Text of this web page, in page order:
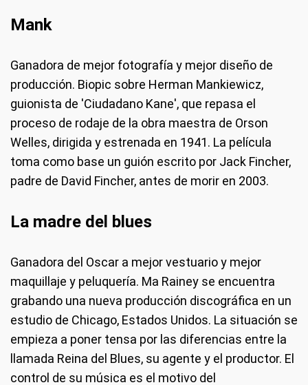
Mank
Ganadora de mejor fotografía y mejor diseño de
producción. Biopic sobre Herman Mankiewicz,
guionista de 'Ciudadano Kane', que repasa el
proceso de rodaje de la obra maestra de Orson
Welles, dirigida y estrenada en 1941. La película
toma como base un guión escrito por Jack Fincher,
padre de David Fincher, antes de morir en 2003.
La madre del blues
Ganadora del Oscar a mejor vestuario y mejor
maquillaje y peluquería. Ma Rainey se encuentra
grabando una nueva producción discográfica en un
estudio de Chicago, Estados Unidos. La situación se
empieza a poner tensa por las diferencias entre la
llamada Reina del Blues, su agente y el productor. El
control de su música es el motivo del